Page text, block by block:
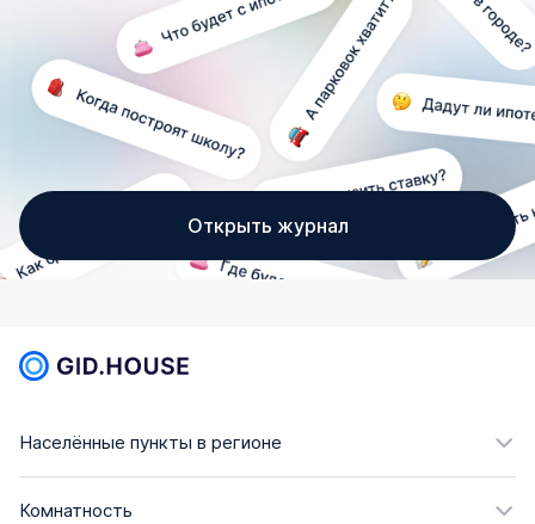
Открыть журнал
Населённые пункты в регионе
Комнатность